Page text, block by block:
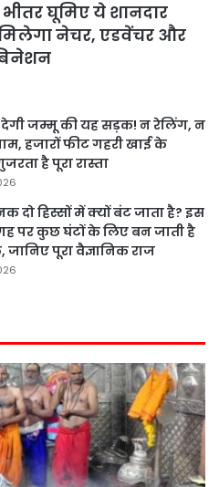
घूमिए ये शानदार
नेचर, एडवेंचर और
देगी जम्मू की यह सड़क! न रेलिंग, न
हजारों फीट गहरी खाई के
है पूरा रास्ता
दो हिस्सों में क्यों बंट जाता है? इस
पर कुछ घंटों के लिए बन जाती है
पूरा वैज्ञानिक राज